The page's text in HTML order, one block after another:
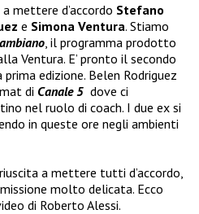
mettere d’accordo Stefano
e Simona Ventura. Stiamo
, il programma prodotto
Ventura. E’ pronto il secondo
edizione. Belen Rodriguez
di Canale 5 dove ci
nel ruolo di coach. I due ex si
in queste ore negli ambienti
a mettere tutti d’accordo,
molto delicata. Ecco
di Roberto Alessi.